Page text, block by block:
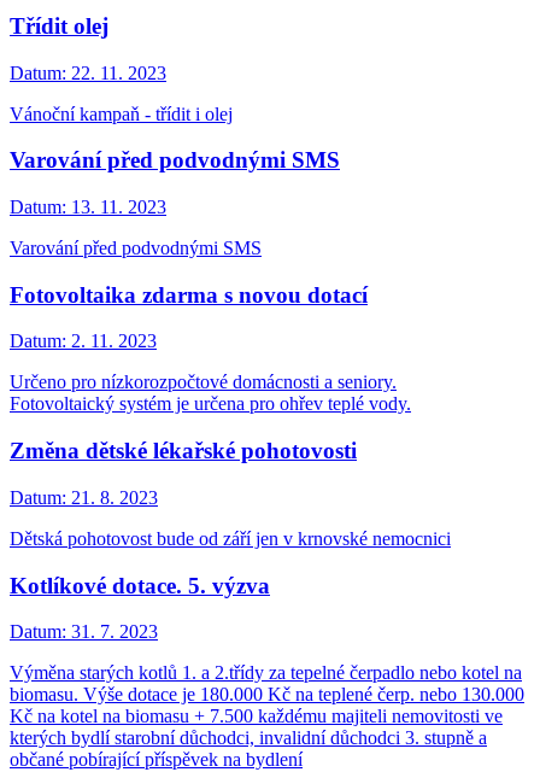
Třídit olej
Datum: 22. 11. 2023
Vánoční kampaň - třídit i olej
Varování před podvodnými SMS
Datum: 13. 11. 2023
Varování před podvodnými SMS
Fotovoltaika zdarma s novou dotací
Datum: 2. 11. 2023
Určeno pro nízkorozpočtové domácnosti a seniory.
Fotovoltaický systém je určena pro ohřev teplé vody.
Změna dětské lékařské pohotovosti
Datum: 21. 8. 2023
Dětská pohotovost bude od září jen v krnovské nemocnici
Kotlíkové dotace. 5. výzva
Datum: 31. 7. 2023
Výměna starých kotlů 1. a 2.třídy za tepelné čerpadlo nebo kotel na
biomasu. Výše dotace je 180.000 Kč na teplené čerp. nebo 130.000
Kč na kotel na biomasu + 7.500 každému majiteli nemovitosti ve
kterých bydlí starobní důchodci, invalidní důchodci 3. stupně a
občané pobírající příspěvek na bydlení